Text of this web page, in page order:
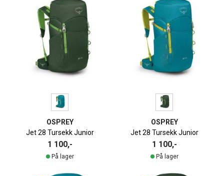
OSPREY
Jet 28 Tursekk Junior
1 100,-
På lager
OSPREY
Jet 28 Tursekk Junior
1 100,-
På lager